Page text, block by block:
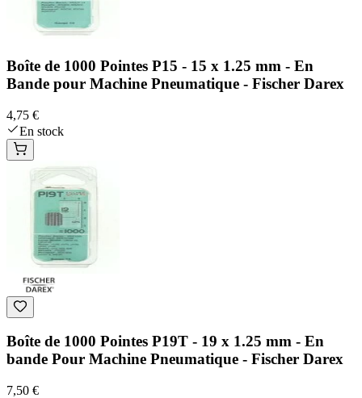
Boîte de 1000 Pointes P15 - 15 x 1.25 mm - En
Bande pour Machine Pneumatique - Fischer Darex
4,75 €
En stock
Boîte de 1000 Pointes P19T - 19 x 1.25 mm - En
bande Pour Machine Pneumatique - Fischer Darex
7,50 €